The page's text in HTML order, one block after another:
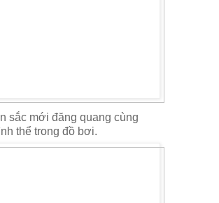
sắc mới đăng quang cùng
thể trong đồ bơi.